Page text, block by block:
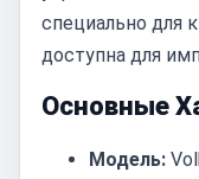
специально для
доступна для
Основные
Модель: